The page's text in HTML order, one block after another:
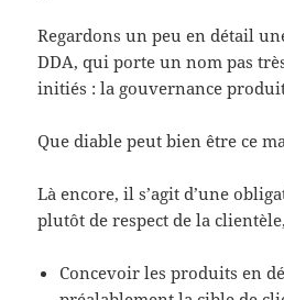
Regardons un peu en détail
DDA, qui porte un nom pas
initiés : la gouvernance
Que diable peut bien être ce
Là encore, il s’agit d’une
plutôt de respect de la
Concevoir les produits en